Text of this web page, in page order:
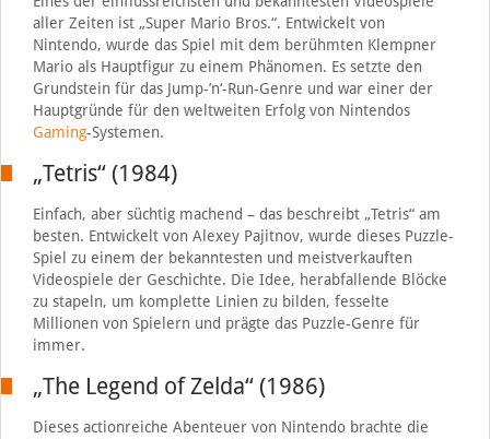
aller Zeiten ist „Super Mario Bros.“. Entwickelt von
Nintendo, wurde das Spiel mit dem berühmten Klempner
Mario als Hauptfigur zu einem Phänomen. Es setzte den
Grundstein für das Jump-’n‘-Run-Genre und war einer der
Hauptgründe für den weltweiten Erfolg von Nintendos
Gaming-Systemen.
„Tetris“ (1984)
Einfach, aber süchtig machend – das beschreibt „Tetris“ am
besten. Entwickelt von Alexey Pajitnov, wurde dieses Puzzle-
Spiel zu einem der bekanntesten und meistverkauften
Videospiele der Geschichte. Die Idee, herabfallende Blöcke
zu stapeln, um komplette Linien zu bilden, fesselte
Millionen von Spielern und prägte das Puzzle-Genre für
immer.
„The Legend of Zelda“ (1986)
Dieses actionreiche Abenteuer von Nintendo brachte die